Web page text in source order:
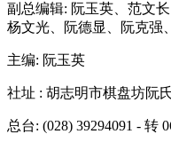
副总编辑: 阮玉英、范文
杨文光、阮德显、阮克强
主编: 阮玉英
社址 : 胡志明市棋盘坊阮
总台: (028) 39294091 - 转